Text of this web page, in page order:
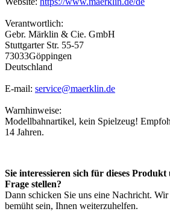
Verantwortlich:
Gebr. Märklin & Cie. GmbH
Stuttgarter Str. 55-57
73033Göppingen
Deutschland
E-mail: service@maerklin.de
Warnhinweise:
Modellbahnartikel, kein Spielzeug!
14 Jahren.
Sie interessieren sich für dieses Produkt
Frage stellen?
Dann schicken Sie uns eine Nachricht.
bemüht sein, Ihnen weiterzuhelfen.